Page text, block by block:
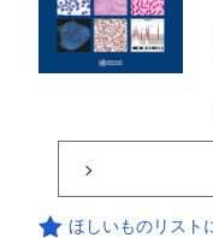
ほしいものリスト